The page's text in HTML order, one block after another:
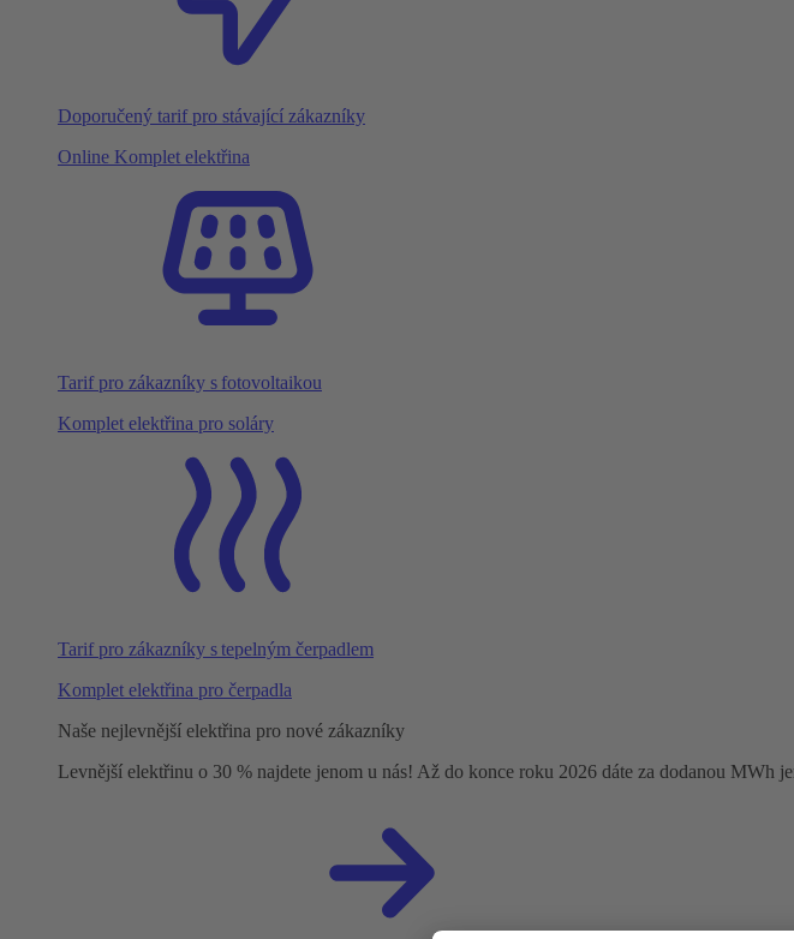
Doporučený tarif pro stávající zákazníky
Online Komplet elektřina
Tarif pro zákazníky s fotovoltaikou
Komplet elektřina pro soláry
Tarif pro zákazníky s tepelným čerpadlem
Komplet elektřina pro čerpadla
Naše nejlevnější elektřina pro nové zákazníky
Levnější elektřinu o 30 % najdete jenom u nás! Až do konce roku 2026 dáte za dodanou MWh